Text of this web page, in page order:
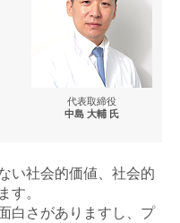
代表取締役
中島 大輔 氏
い社会的価値、社会的
す。
白さがありますし、プ